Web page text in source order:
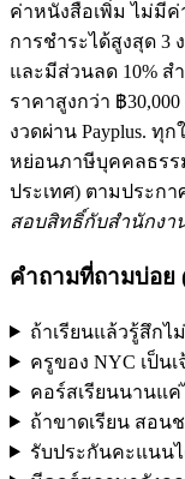
ค่าหนังสือเพิ่ม ไม่มีค่
การชำระได้สูงสุด 3
และมีส่วนลด 10% ส
ราคาสูงกว่า ฿
งวดผ่าน Payplus. ทุ
หย่อนภาษีบุคคลธรร
ประเทศ) ตามประก
สอบสิทธิ์กับสำนักง
คำถามที่ถามบ่อย
ถ้าเรียนแล้วรู้สึกไ
ครูของ NYC เป็น
คอร์สเรียนนานแค่
ถ้าขาดเรียน สอน
รับประกันคะแนน